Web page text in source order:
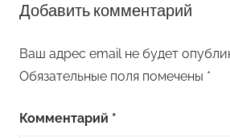
Добавить комментарий
Ваш адрес email не будет
Обязательные поля помечены *
Комментарий *